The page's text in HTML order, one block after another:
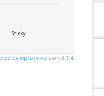
Sticky
by wpForo version 3.1.4